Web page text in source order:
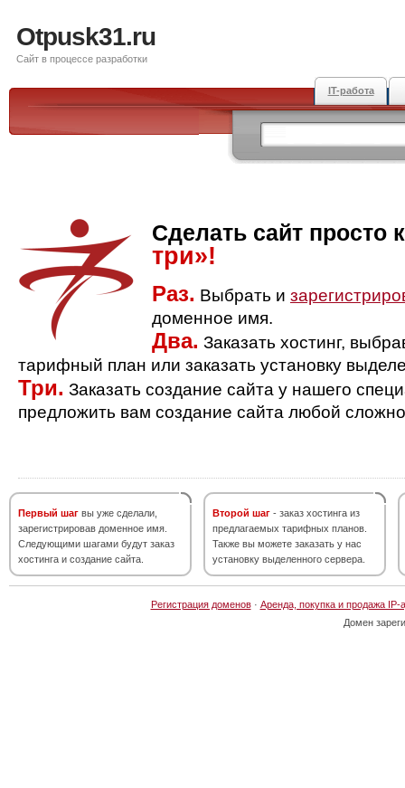
Otpusk31.ru
Сайт в процессе разработки
IT-работа
Сделать сайт просто
три»!
Раз. Выбрать и
доменное имя.
Два. Заказать хостинг,
тарифный план или заказать установку
Три. Заказать создание сайта у нашего
предложить вам создание сайта любой
Первый шаг вы уже сделали,
зарегистрировав доменное имя.
Следующими шагами будут заказ
хостинга и создание сайта.
Второй шаг - заказ хостинга из
предлагаемых тарифных планов.
Также вы можете заказать у нас
установку выделенного сервера.
Регистрация доменов· Аренда, покупка и продажа IP-
Домен